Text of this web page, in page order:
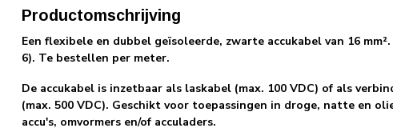
Productomschrijving
Een flexibele en dubbel geïsoleerde, zwarte accukabel van 16
6). Te bestellen per meter.
De accukabel is inzetbaar als laskabel (max. 100 VDC) of als
(max. 500 VDC). Geschikt voor toepassingen in droge, natte en
accu's, omvormers en/of acculaders.